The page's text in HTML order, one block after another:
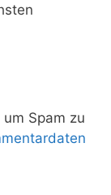
Spam zu